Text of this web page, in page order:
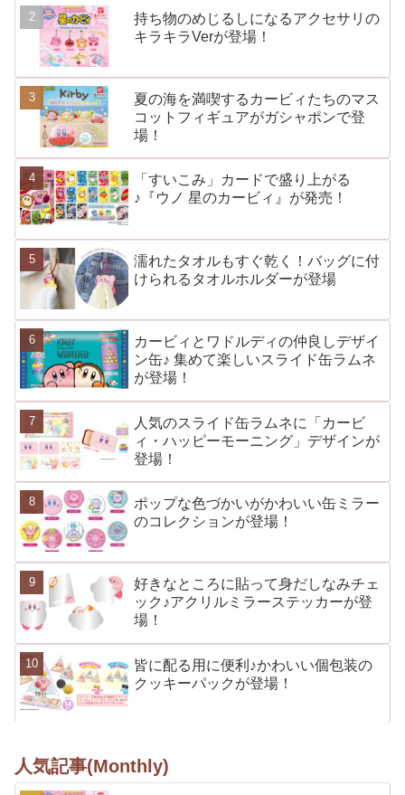
持ち物のめじるしになるアクセサリの
キラキラVerが登場！
夏の海を満喫するカービィたちのマス
コットフィギュアがガシャポンで登
場！
「すいこみ」カードで盛り上がる
♪『ウノ 星のカービィ』が発売！
濡れたタオルもすぐ乾く！バッグに付
けられるタオルホルダーが登場
カービィとワドルディの仲良しデザイ
ン缶♪ 集めて楽しいスライド缶ラムネ
が登場！
人気のスライド缶ラムネに「カービ
ィ・ハッピーモーニング」デザインが
登場！
ポップな色づかいがかわいい缶ミラー
のコレクションが登場！
好きなところに貼って身だしなみチェ
ック♪アクリルミラーステッカーが登
場！
皆に配る用に便利♪かわいい個包装の
クッキーパックが登場！
人気記事(Monthly)